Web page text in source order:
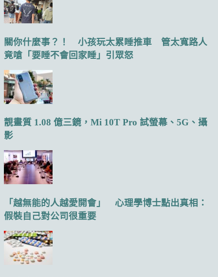
關你什麼事？！ 小孩玩太累睡推車 管太寬路人
竟嗆「要睡不會回家睡」引眾怒
靚畫質 1.08 億三鏡，Mi 10T Pro 試螢幕、5G、攝
影
「越無能的人越愛開會」 心理學博士點出真相：
假裝自己對公司很重要